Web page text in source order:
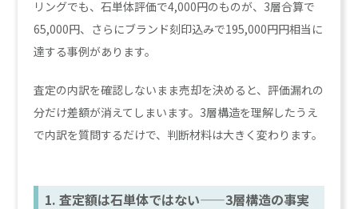
リングでも、石単体評価で4,000円のものが、3層合算で
65,000円、さらにブランド刻印込みで195,000円円相当に
達する事例があります。
査定の内訳を確認しないまま売却を決めると、評価漏れの
分だけ差額が消えてしまいます。3層構造を理解したうえ
で内訳を質問するだけで、判断材料は大きく変わります。
1. 査定額は石単体ではない——3層構造の事実